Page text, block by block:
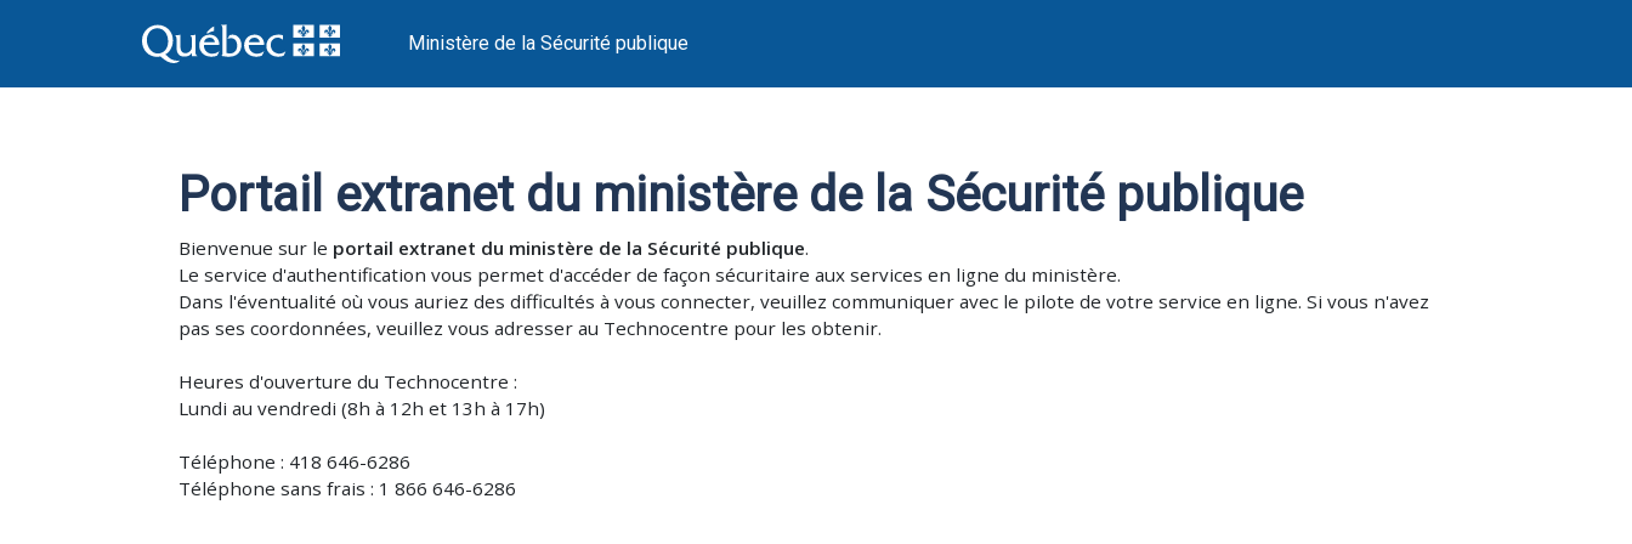
Ministère de la Sécurité publique
Portail extranet du ministère de la Sécurité publique
Bienvenue sur le portail extranet du ministère de la Sécurité publique.
Le service d'authentification vous permet d'accéder de façon sécuritaire aux services en ligne du ministère.
Dans l'éventualité où vous auriez des difficultés à vous connecter, veuillez communiquer avec le pilote de votre service en ligne. Si vous n'avez
pas ses coordonnées, veuillez vous adresser au Technocentre pour les obtenir.
Heures d'ouverture du Technocentre :
Lundi au vendredi (8h à 12h et 13h à 17h)
Téléphone : 418 646-6286
Téléphone sans frais : 1 866 646-6286